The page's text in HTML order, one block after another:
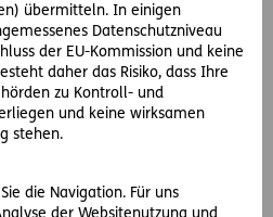
übermitteln. In einigen
Datenschutzniveau
der EU-Kommission und keine
daher das Risiko, dass Ihre
zu Kontroll- und
und keine wirksamen
stehen.
die Navigation. Für uns
der Websitenutzung und
Externistenprüfungen oder auf
vorbereitenden Kursen
Maßnahmen
für Jugendliche mit
Behinderteneinstellungsgesetz)